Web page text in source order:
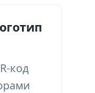
код